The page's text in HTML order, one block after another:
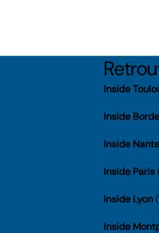
Inside
Inside
Inside
Inside Paris
Inside Lyon
Inside